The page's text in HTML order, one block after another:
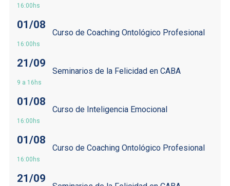
16:00hs
01/08
16:00hs
Curso de Coaching Ontológico Profesional
21/09
9 a 16hs
Seminarios de la Felicidad en CABA
01/08
16:00hs
Curso de Inteligencia Emocional
01/08
16:00hs
Curso de Coaching Ontológico Profesional
21/09